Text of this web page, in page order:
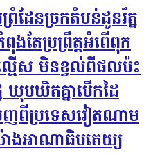
រំដែនច្រកតំបន់ដូនរ័ត្ន
ងតែប្រព្រឹត្តអំពើពុក
ស មិនខ្វល់ពីផលប៉ះ
បឃិតគ្នាបើកដៃ
ពីប្រទេសវៀតណាម
ងអាណាធិបតេយ្យ